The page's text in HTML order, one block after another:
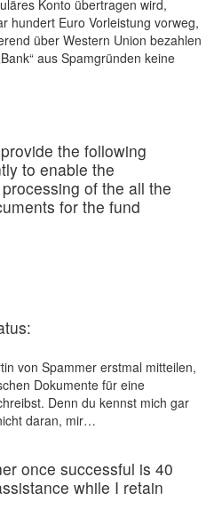
Konto übertragen wird,
hundert Euro Vorleistung vorweg,
über Western Union bezahlen
aus Spamgründen keine
the following
to enable the
of the all the
for the fund
von Spammer erstmal mitteilen,
Dokumente für eine
Denn du kennst mich gar
daran, mir…
once successful is 40
while I retain